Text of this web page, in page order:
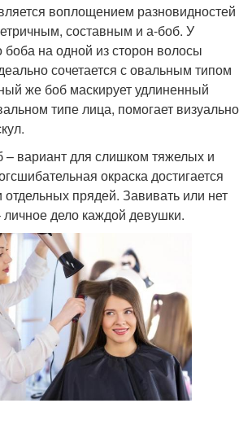
воплощением разновидностей
составным и а-боб. У
боба на одной из сторон волосы
сочетается с овальным типом
же боб маскирует удлиненный
типе лица, помогает визуально
вариант для слишком тяжелых и
окраска достигается
прядей. Завивать или нет
личное дело каждой девушки.